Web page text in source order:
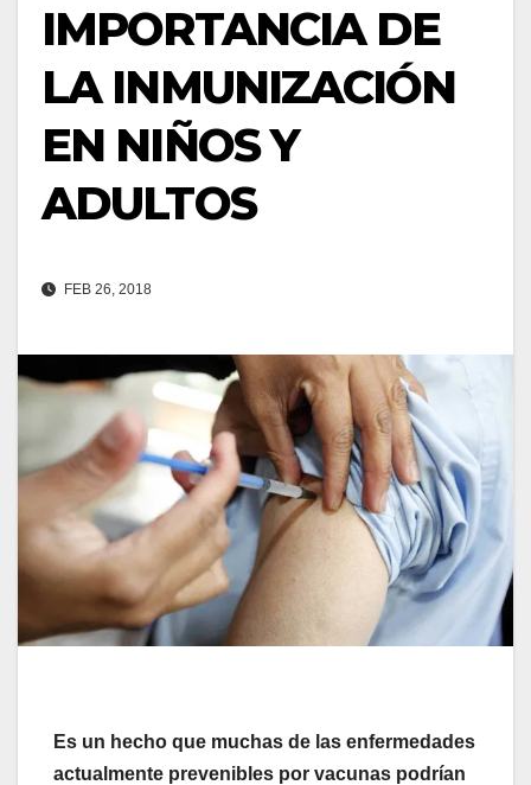
IMPORTANCIA DE
LA INMUNIZACIÓN
EN NIÑOS Y
ADULTOS
FEB 26, 2018
Es un hecho que muchas de las enfermedades
actualmente prevenibles por vacunas podrían